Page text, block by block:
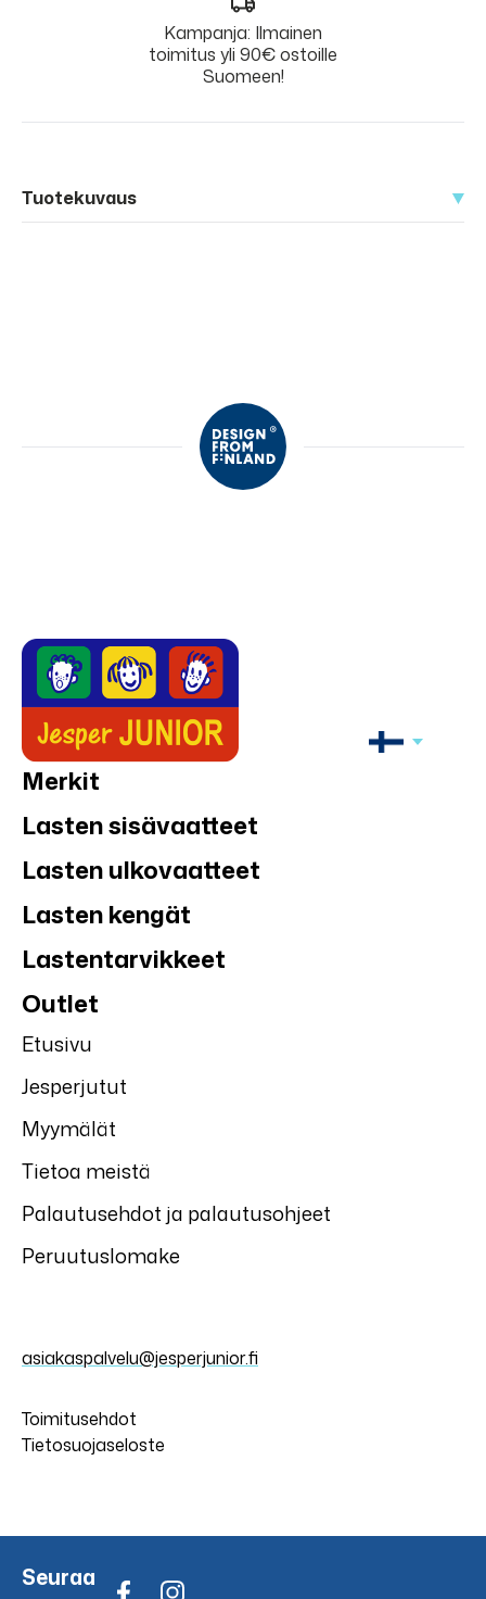
Kampanja: Ilmainen
toimitus yli 90€ ostoille
Suomeen!
Tuotekuvaus
Merkit
Lasten sisävaatteet
Lasten ulkovaatteet
Lasten kengät
Lastentarvikkeet
Outlet
Etusivu
Jesperjutut
Myymälät
Tietoa meistä
Palautusehdot ja palautusohjeet
Peruutuslomake
asiakaspalvelu@jesperjunior.fi
Toimitusehdot
Tietosuojaseloste
Seuraa